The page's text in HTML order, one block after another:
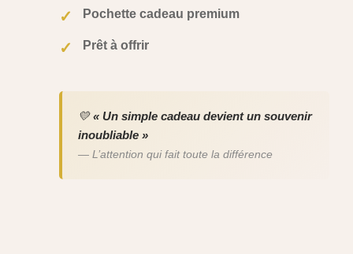
✓ Pochette cadeau premium
✓ Prêt à offrir
💛« Un simple cadeau devient un souvenir
inoubliable »
— L’attention qui fait toute la différence